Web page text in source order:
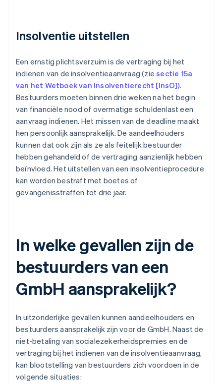
Insolventie uitstellen
Een ernstig plichtsverzuim is de vertraging bij het
indienen van de insolventieaanvraag (ziesectie 15a
van het Wetboek van Insolventierecht [InsO]).
Bestuurders moeten binnen drie weken na het begin
van financiële nood of overmatige schuldenlast een
aanvraag indienen. Het missen van de deadline maakt
hen persoonlijk aansprakelijk. De aandeelhouders
kunnen dat ook zijn als ze als feitelijk bestuurder
hebben gehandeld of de vertraging aanzienlijk hebben
beïnvloed. Het uitstellen van een insolventieprocedure
kan worden bestraft met boetes of
gevangenisstraffen tot drie jaar.
In welke gevallen zijn de
bestuurders van een
GmbH aansprakelijk?
In uitzonderlijke gevallen kunnen aandeelhouders en
bestuurders aansprakelijk zijn voor de GmbH. Naast de
niet-betaling van socialezekerheidspremies en de
vertraging bij het indienen van de insolventieaanvraag,
kan blootstelling van bestuurders zich voordoen in de
volgende situaties: